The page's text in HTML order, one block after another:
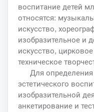
воспитание детей
относятся:
искусство,
изобразительное и
искусство,
техническое
Для
эстетического
изобразительной
анкетирование и